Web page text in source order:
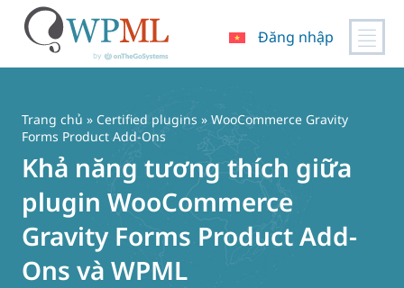
dung
Đăng nhập
Trang chủ » Certified plugins » WooCommerce Gravity
Forms Product Add-Ons
Khả năng tương thích giữa
plugin WooCommerce
Gravity Forms Product Add-
Ons và WPML